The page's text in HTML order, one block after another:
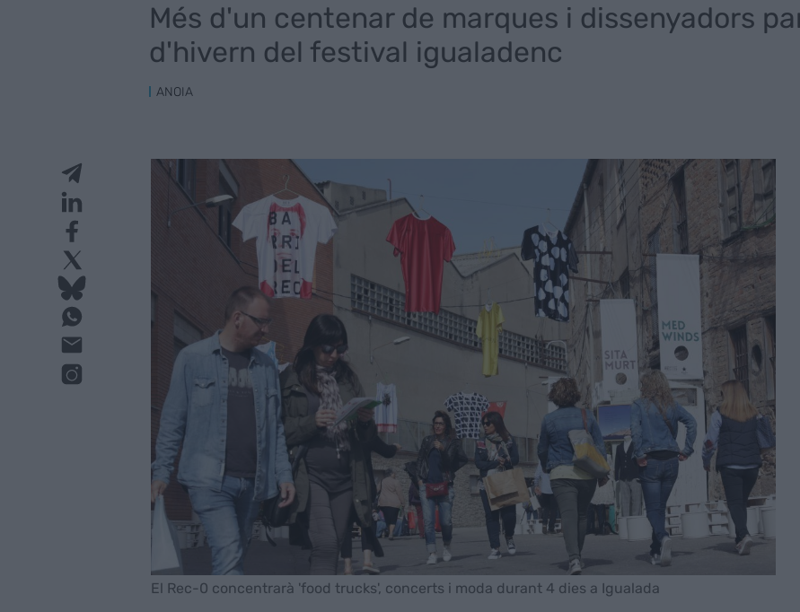
Més d'un centenar de marques i dissenyadors
d'hivern del festival igualadenc
ANOIA
El Rec-0 concentrarà 'food trucks', concerts i moda durant 4 dies a Igualada